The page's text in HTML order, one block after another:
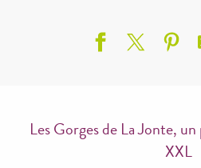
Les Gorges de La Jonte,
XXL